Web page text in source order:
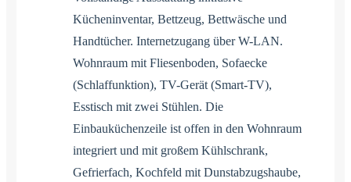
Kücheninventar, Bettzeug, Bettwäsche und
Handtücher. Internetzugang über W-LAN.
Wohnraum mit Fliesenboden, Sofaecke
(Schlaffunktion), TV-Gerät (Smart-TV),
Esstisch mit zwei Stühlen. Die
Einbauküchenzeile ist offen in den Wohnraum
integriert und mit großem Kühlschrank,
Gefrierfach, Kochfeld mit Dunstabzugshaube,